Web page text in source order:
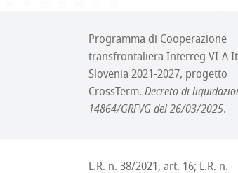
Programma di Cooperazione
transfrontaliera Interreg VI-A
Slovenia 2021-2027, progetto
CrossTerm. Decreto di
14864/GRFVG del 26/03/2025.
L.R. n. 38/2021, art. 16; L.R. n.